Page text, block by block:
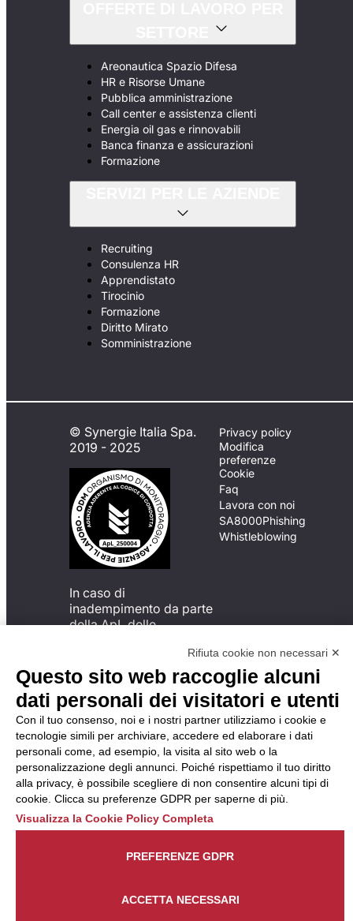
Areonautica Spazio Difesa
HR e Risorse Umane
Pubblica amministrazione
Call center e assistenza clienti
Energia oil gas e rinnovabili
Banca finanza e assicurazioni
Formazione
Recruiting
Consulenza HR
Apprendistato
Tirocinio
Formazione
Diritto Mirato
Somministrazione
© Synergie Italia Spa.
2019 - 2025
In caso di
inadempimento da parte
della ApL delle
del Codice di Condotta, è
possibile presentare un
reclamo
all’Organismo di
Monitoraggio utilizzando
una delle modalità
descritte al seguente
indirizzo web
https://odm-
agenzielavoro.it/reclami/.
Privacy policy
Modifica
preferenze
Cookie
Faq
Lavora con noi
SA8000Phishing
Whistleblowing
Rifiuta cookie non necessari ✕
Questo sito web raccoglie alcuni
dati personali dei visitatori e utenti
Con il tuo consenso, noi e i nostri partner utilizziamo i cookie e
tecnologie simili per archiviare, accedere ed elaborare i dati
personali come, ad esempio, la visita al sito web o la
personalizzazione degli annunci. Poiché rispettiamo il tuo diritto
alla privacy, è possibile scegliere di non consentire alcuni tipi di
cookie. Clicca su preferenze GDPR per saperne di più.
Visualizza la Cookie Policy Completa
ACCETTA NECESSARI
PREFERENZE GDPR